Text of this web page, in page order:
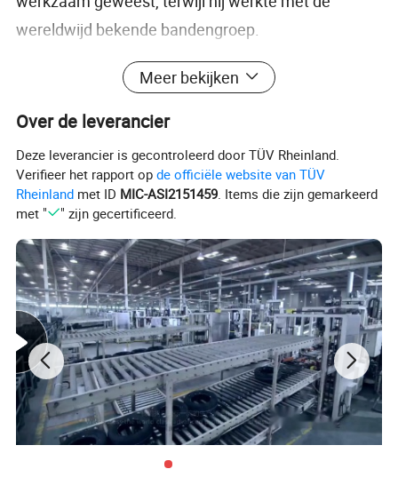
wereldwijd bekende bandengroep.
Passion Tire levert producten variërend van
personenautobanden, vrachtwagens en
autobanden, autobanden,
Industriële banden,landbouwbanden.
De afgelopen jaren heeft PASSIEBAND een
geïntegreerd verkoopnetwerk in de binnenlandse
mondiale markten. 70% van onze producten is
bestemd voor export naar meer dan 100 landen.
ONZE FABRIEK, MAGAZIJN, GEAVANCEERDE
APPARATUUR
Meer bekijken
Over de leverancier
Deze leverancier is gecontroleerd door TÜV Rheinland.
Verifieer het rapport opde officiële website van TÜV
Rheinland met ID MIC-ASI2151459 . Items die zijn gemarkeerd
met "
" zijn gecertificeerd.